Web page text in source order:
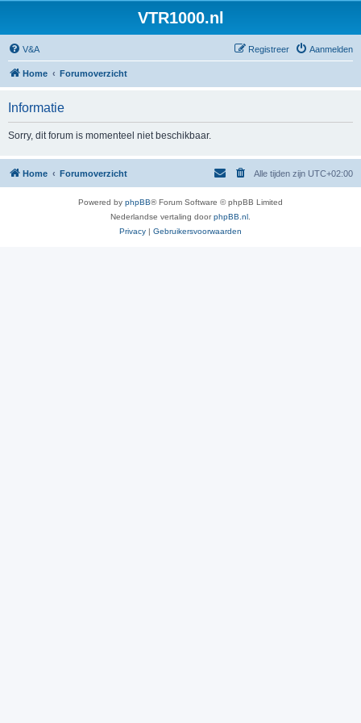
VTR1000.nl
V&A Aanmelden
Registreer
Home Forumoverzicht
Informatie
Sorry, dit forum is momenteel niet beschikbaar.
Home Forumoverzicht Alle tijden zijn UTC+02:00
Powered by phpBB® Forum Software © phpBB Limited
Nederlandse vertaling doorphpBB.nl
Privacy | Gebruikersvoorwaarden